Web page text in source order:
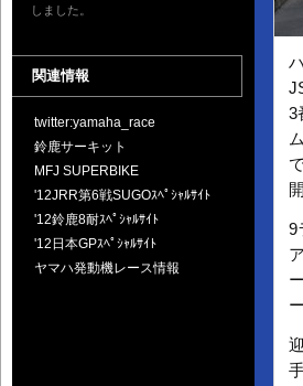
3
9
しました。
関連情報
twitter:yamaha_race
鈴鹿サーキット
MFJ SUPERBIKE
'12JRR第6戦SUGOｽﾍﾟｼｬﾙｻｲﾄ
'12鈴鹿8耐ｽﾍﾟｼｬﾙｻｲﾄ
'12日本GPｽﾍﾟｼｬﾙｻｲﾄ
ヤマハ発動機レース情報